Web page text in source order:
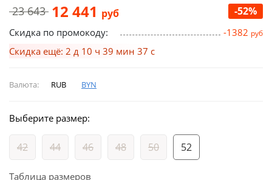
23 643 12 441 руб -52%
Скидка по промокоду: -1382 руб
Скидка ещё: 2 д 10 ч 39 мин 37 с
Валюта: RUB BYN
Выберите размер:
42 44 46 48 50 52
Таблица размеров